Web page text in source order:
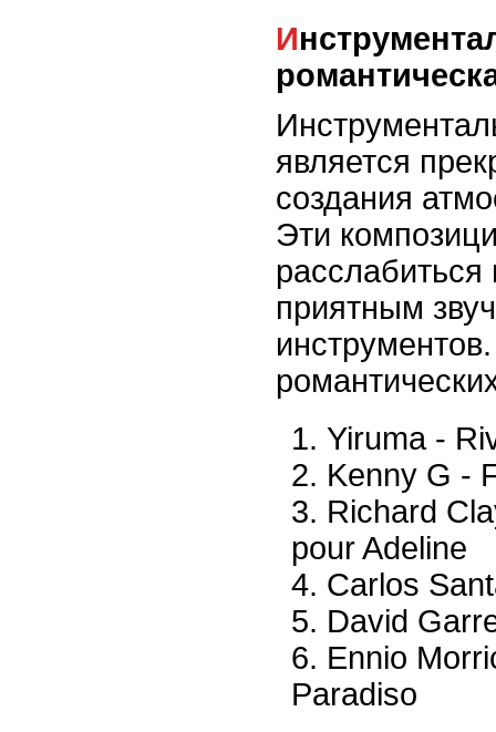
Инструментальная
является
создания
Эти
расслабиться
приятным
Yiruma -
Kenny G -
Richard
pour Adeline
Carlos
David
Ennio
Paradiso